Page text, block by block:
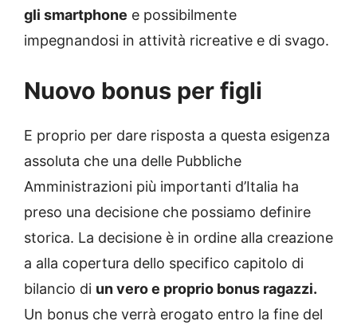
gli smartphone e possibilmente
impegnandosi in attività ricreative e di svago.
Nuovo bonus per figli
E proprio per dare risposta a questa esigenza
assoluta che una delle Pubbliche
Amministrazioni più importanti d’Italia ha
preso una decisione che possiamo definire
storica. La decisione è in ordine alla creazione
a alla copertura dello specifico capitolo di
bilancio di un vero e proprio bonus ragazzi.
Un bonus che verrà erogato entro la fine del